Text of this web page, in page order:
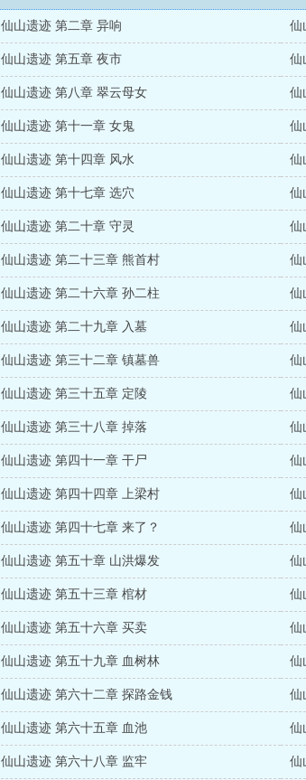
仙山遗迹 第二章 异响 仙
仙山遗迹 第五章 夜市 仙
仙山遗迹 第八章 翠云母女 仙
仙山遗迹 第十一章 女鬼 仙
仙山遗迹 第十四章 风水 仙
仙山遗迹 第十七章 选穴 仙
仙山遗迹 第二十章 守灵 仙
仙山遗迹 第二十三章 熊首村 仙
仙山遗迹 第二十六章 孙二柱 仙
仙山遗迹 第二十九章 入墓 仙
仙山遗迹 第三十二章 镇墓兽 仙
仙山遗迹 第三十五章 定陵 仙
仙山遗迹 第三十八章 掉落 仙
仙山遗迹 第四十一章 干尸 仙
仙山遗迹 第四十四章 上梁村 仙
仙山遗迹 第四十七章 来了？ 仙
仙山遗迹 第五十章 山洪爆发 仙
仙山遗迹 第五十三章 棺材 仙
仙山遗迹 第五十六章 买卖 仙
仙山遗迹 第五十九章 血树林 仙
仙山遗迹 第六十二章 探路金钱 仙
仙山遗迹 第六十五章 血池 仙
仙山遗迹 第六十八章 监牢 仙